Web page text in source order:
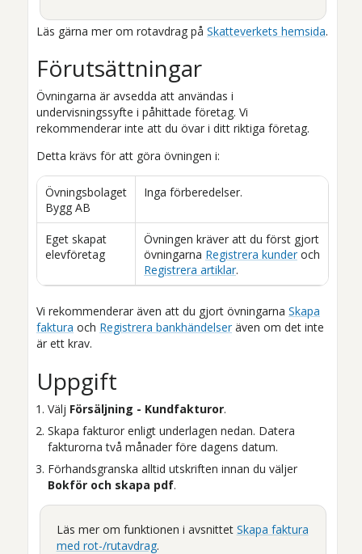
Läs gärna mer om rotavdrag på Skatteverkets hemsida.
Förutsättningar
Övningarna är avsedda att användas i
undervisningssyfte i påhittade företag. Vi
rekommenderar inte att du övar i ditt riktiga företag.
Detta krävs för att göra övningen i:
Övningsbolaget
Bygg AB
Inga förberedelser.
Eget skapat
elevföretag
Övningen kräver att du först gjort
övningarna Registrera kunder och
Registrera artiklar.
Vi rekommenderar även att du gjort övningarna Skapa
faktura och Registrera bankhändelser även om det inte
är ett krav.
Uppgift
Välj Försäljning - Kundfakturor.
Skapa fakturor enligt underlagen nedan. Datera
fakturorna två månader före dagens datum.
Förhandsgranska alltid utskriften innan du väljer
Bokför och skapa pdf.
Läs mer om funktionen i avsnittet Skapa faktura
med rot-/rutavdrag.